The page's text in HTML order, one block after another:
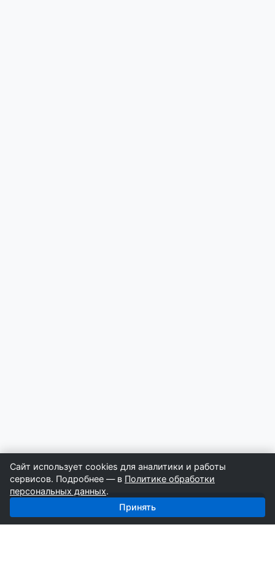
Получить базу: Свайные Работы — 4 589 строителей
Сайт использует cookies для аналитики и работы
сервисов. Подробнее — в Политике обработки
персональных данных.
Принять